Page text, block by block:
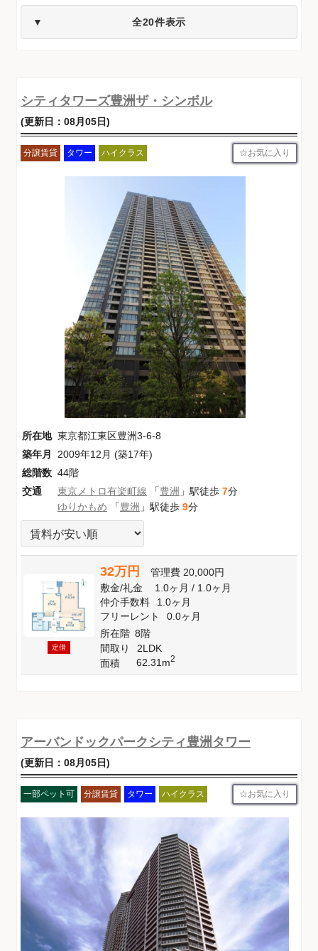
全20件表示
シティタワーズ豊洲ザ・シンボル
(更新日：08月05日)
分譲賃貸 タワー ハイクラス お気に入り
所在地 東京都江東区豊洲3-6-8
築年月
2009年12月 (築17年)
総階数 44階
交通
東京メトロ有楽町線 「豊洲 」駅徒歩 7分
ゆりかもめ 「豊洲 」駅徒歩 9分
定借
32万円 管理費 20,000円
敷金/礼金 1.0ヶ月/ 1.0ヶ月
仲介手数料
1.0ヶ月
フリーレント
0.0ヶ月
所在階 8階
間取り
2LDK
面積
62.31m2
アーバンドックパークシティ豊洲タワー
(更新日：08月05日)
一部ペット可 分譲賃貸 タワー ハイクラス お気に入り